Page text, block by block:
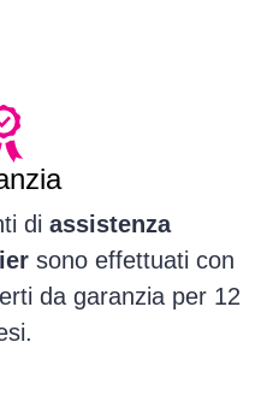
di assistenza
sono effettuati con
da garanzia per 12